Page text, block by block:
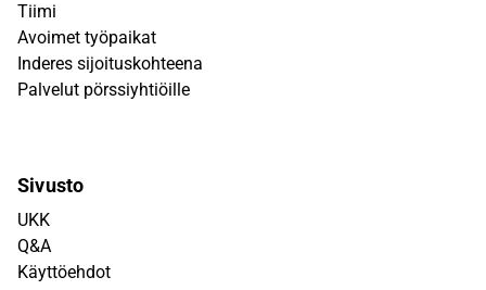
Tiimi
Avoimet työpaikat
Inderes sijoituskohteena
Palvelut pörssiyhtiöille
Sivusto
UKK
Q&A
Käyttöehdot